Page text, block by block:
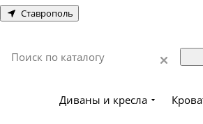
Ставрополь
Диваны и кресла